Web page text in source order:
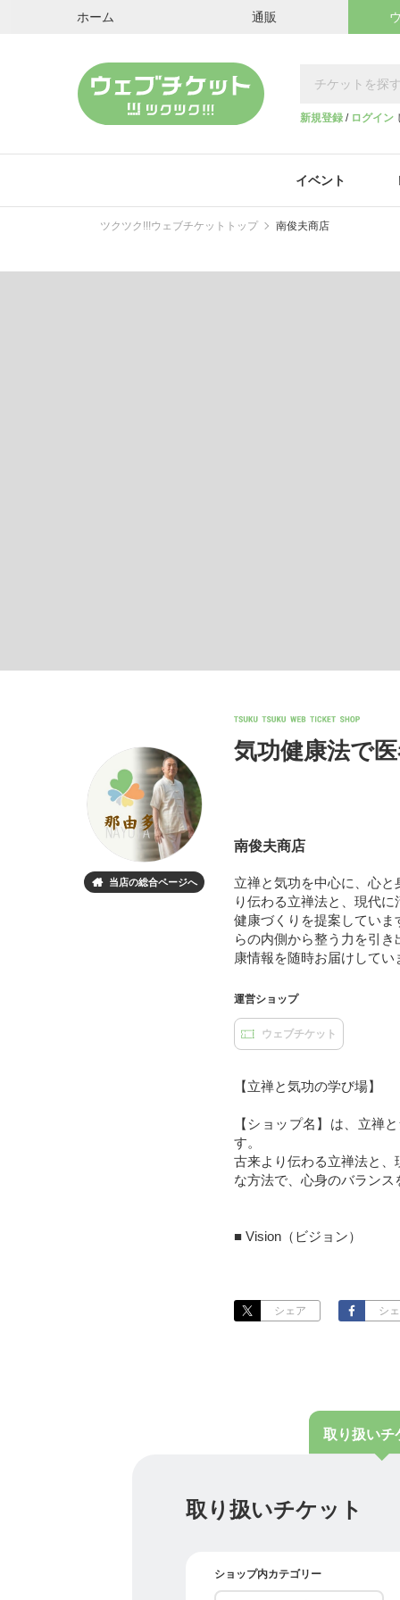
ホーム 通販
新規登録 / ログイン
イベント
ツクツク!!!ウェブチケットトップ 南俊夫商店
 当店の総合ページへ
気功健康法で
南俊夫商店
立禅と気功を中心に、心
り伝わる立禅法と、現代
健康づくりを提案してい
らの内側から整う力を引
康情報を随時お届けしてい
運営ショップ
ウェブチケット
【立禅と気功の学び場】
【ショップ名】は、立禅
す。
古来より伝わる立禅法と
な方法で、心身のバラン
■ Vision（ビジョン）
えています。
やがてこの輪をASEAN
実現していくことを目指し
■ Mission（ミッション）
互いの文化の強みを学び
それが、私の使命です。
シェア シ
取り扱いチ
取り扱いチケット
ショップ内カテゴリー